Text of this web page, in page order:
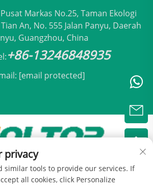
Markas No.25, Taman Ekologi
An, No. 555 Jalan Panyu, Daerah
Guangzhou, China
+86-13246848935
[email protected]
© 2025 oleh Holtop Beijing Air
Co., Ltd - Dasar Privasi
privacy
similar tools to provide our services. If
all cookies, click Personalize